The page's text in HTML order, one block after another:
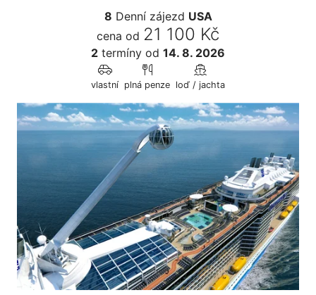
8 Denní zájezd USA
cena od 21 100 Kč
2 termíny od 14. 8. 2026
vlastní plná penze loď / jachta